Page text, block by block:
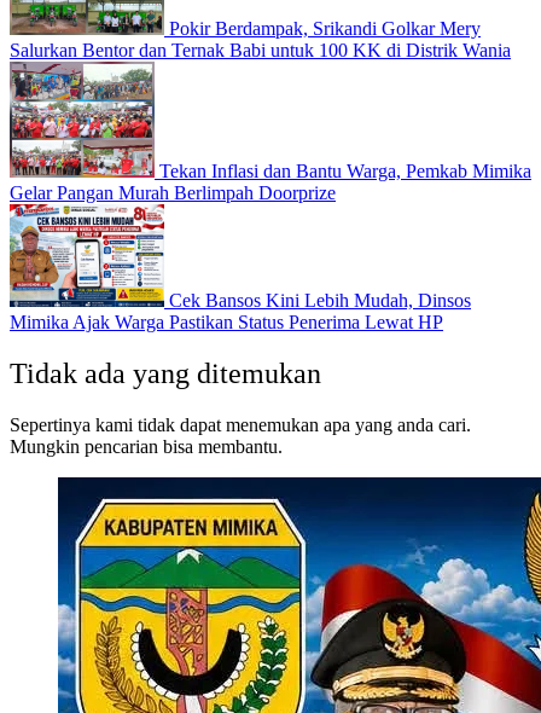
Pokir Berdampak, Srikandi Golkar Mery
Salurkan Bentor dan Ternak Babi untuk 100 KK di Distrik Wania
Tekan Inflasi dan Bantu Warga, Pemkab Mimika
Gelar Pangan Murah Berlimpah Doorprize
Cek Bansos Kini Lebih Mudah, Dinsos
Mimika Ajak Warga Pastikan Status Penerima Lewat HP
Tidak ada yang ditemukan
Sepertinya kami tidak dapat menemukan apa yang anda cari.
Mungkin pencarian bisa membantu.